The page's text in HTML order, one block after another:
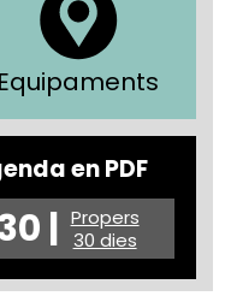
Equipaments
en PDF
| Propers
30 dies